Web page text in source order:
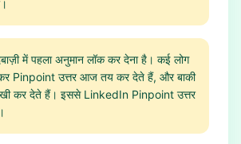
में पहला अनुमान लॉक कर देना है। कई लोग
Pinpoint उत्तर आज तय कर देते हैं, और बाकी
कर देते हैं। इससे LinkedIn Pinpoint उत्तर